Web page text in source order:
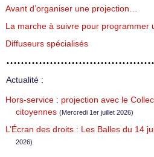
Avant d’organiser une projection…
La marche à suivre pour programmer
Diffuseurs spécialisés
Actualité :
Hors-service : projection avec le
citoyennes (Mercredi 1er juillet 2026)
L’Écran des droits : Les Balles du 14
2026)